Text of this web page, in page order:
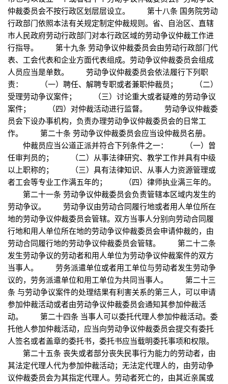
仲裁委员会不按行政区划层层设立。 第十八条 国务院劳动
行政部门依照本法有关规定制定仲裁规则。省、自治区、直辖
市人民政府劳动行政部门对本行政区域的劳动争议仲裁工作进
行指导。 第十九条 劳动争议仲裁委员会由劳动行政部门代
表、工会代表和企业方面代表组成。劳动争议仲裁委员会组成
人员应当是单数。 劳动争议仲裁委员会依法履行下列职
责： （一）聘任、解聘专职或者兼职仲裁员； （二）
受理劳动争议案件； （三）讨论重大或者疑难的劳动争议
案件； （四）对仲裁活动进行监督。 劳动争议仲裁委
员会下设办事机构，负责办理劳动争议仲裁委员会的日常工
作。 第二十条 劳动争议仲裁委员会应当设仲裁员名册。
仲裁员应当公道正派并符合下列条件之一： （一）曾
任审判员的； （二）从事法律研究、教学工作并具有中级
以上职称的； （三）具有法律知识、从事人力资源管理或
者工会等专业工作满五年的； （四）律师执业满三年的。
第二十一条 劳动争议仲裁委员会负责管辖本区域内发生的
劳动争议。 劳动争议由劳动合同履行地或者用人单位所在
地的劳动争议仲裁委员会管辖。双方当事人分别向劳动合同履
行地和用人单位所在地的劳动争议仲裁委员会申请仲裁的，由
劳动合同履行地的劳动争议仲裁委员会管辖。 第二十二条
发生劳动争议的劳动者和用人单位为劳动争议仲裁案件的双方
当事人。 劳务派遣单位或者用工单位与劳动者发生劳动争
议的，劳务派遣单位和用工单位为共同当事人。 第二十三
条 与劳动争议案件的处理结果有利害关系的第三人，可以申请
参加仲裁活动或者由劳动争议仲裁委员会通知其参加仲裁活
动。 第二十四条 当事人可以委托代理人参加仲裁活动。委
托他人参加仲裁活动，应当向劳动争议仲裁委员会提交有委托
人签名或者盖章的委托书，委托书应当载明委托事项和权限。
第二十五条 丧失或者部分丧失民事行为能力的劳动者，由
其法定代理人代为参加仲裁活动；无法定代理人的，由劳动争
议仲裁委员会为其指定代理人。劳动者死亡的，由其近亲属或